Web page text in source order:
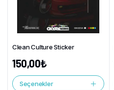
Clean Culture Sticker
150,00₺
Seçenekler